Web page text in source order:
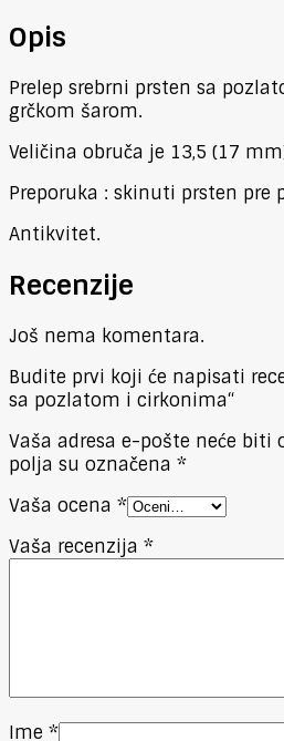
Opis
Prelep srebrni prsten sa
grčkom šarom.
Veličina obruča je 13,5 (17
Preporuka : skinuti prsten pre
Antikvitet.
Recenzije
Još nema komentara.
Budite prvi koji će napisati
sa pozlatom i cirkonima“
Vaša adresa e-pošte neće biti
polja su označena *
Vaša ocena *
Vaša recenzija *
Ime *